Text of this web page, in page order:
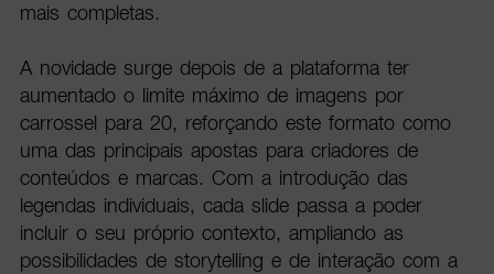
mais completas.
A novidade surge depois de a plataforma ter
aumentado o limite máximo de imagens por
carrossel para 20, reforçando este formato como
uma das principais apostas para criadores de
conteúdos e marcas. Com a introdução das
legendas individuais, cada slide passa a poder
incluir o seu próprio contexto, ampliando as
possibilidades de storytelling e de interação com a